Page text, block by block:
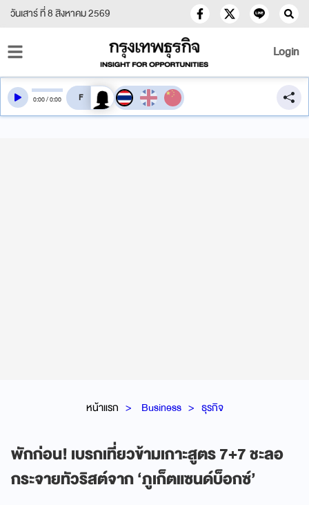
วันเสาร์ ที่ 8 สิงหาคม 2569
Login
หน้าแรก Business ธุรกิจ
พักก่อน! เบรกเที่ยวข้ามเกาะสูตร 7+7 ชะลอ
กระจายทัวริสต์จาก ‘ภูเก็ตแซนด์บ็อกซ์’
0:00/0:00 สลับเสียงอ่าน